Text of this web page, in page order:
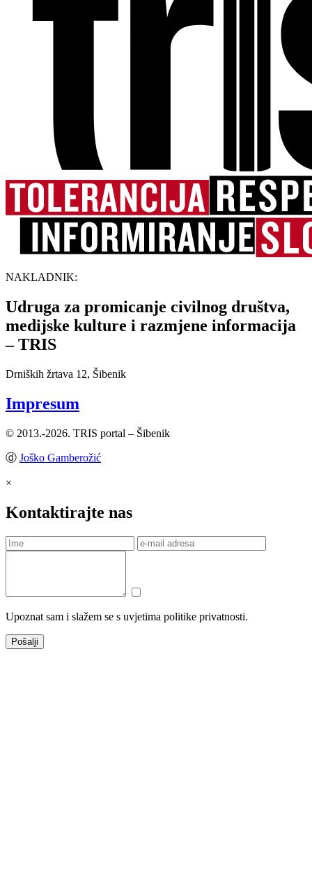
NAKLADNIK:
Udruga za promicanje civilnog društva,
medijske kulture i razmjene informacija
– TRIS
Drniških žrtava 12, Šibenik
Impresum
© 2013.-2026. TRIS portal – Šibenik
ⓓ Joško Gamberožić
×
Kontaktirajte nas
Upoznat sam i slažem se s uvjetima politike privatnosti.
Pošalji